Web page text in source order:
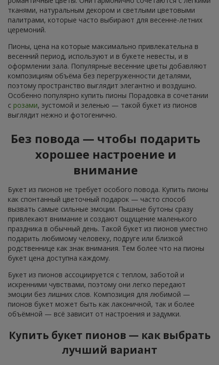
тканями, натуральным декором и светлыми цветовыми
палитрами, которые часто выбирают для весенне-летних
церемоний.
Пионы, цена на которые максимально привлекательна в
весенний период, используют и в букете невесты, и в
оформлении зала. Популярные весенние цветы добавляют
композициям объёма без перегруженности деталями,
поэтому пространство выглядит элегантно и воздушно.
Особенно популярно купить пионы Порадовка в сочетании
с розами, эустомой и зеленью — такой букет из пионов
выглядит нежно и фотогенично.
Без повода — чтобы подарить
хорошее настроение и
внимание
Букет из пионов не требует особого повода. Купить пионы
как спонтанный цветочный подарок — часто способ
вызвать самые сильные эмоции. Пышные бутоны сразу
привлекают внимание и создают ощущение маленького
праздника в обычный день. Такой букет из пионов уместно
подарить любимому человеку, подруге или близкой
родственнице как знак внимания. Тем более что на пионы
букет цена доступна каждому.
Букет из пионов ассоциируется с теплом, заботой и
искренними чувствами, поэтому они легко передают
эмоции без лишних слов. Композиция для любимой —
пионов букет может быть как лаконичной, так и более
объёмной — всё зависит от настроения и задумки.
Купить букет пионов — как выбрать
лучший вариант